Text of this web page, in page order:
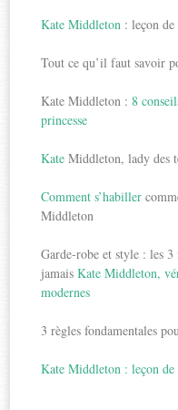
Kate Middleton : leçon de
Tout ce qu’il faut savoir
Kate Middleton :8
princesse
Kate Middleton, lady des
Comment s’habiller
Middleton
Garde-robe et style : les
jamaisKate Middleton,
modernes
3 règles fondamentales
Kate Middleton : leçon de